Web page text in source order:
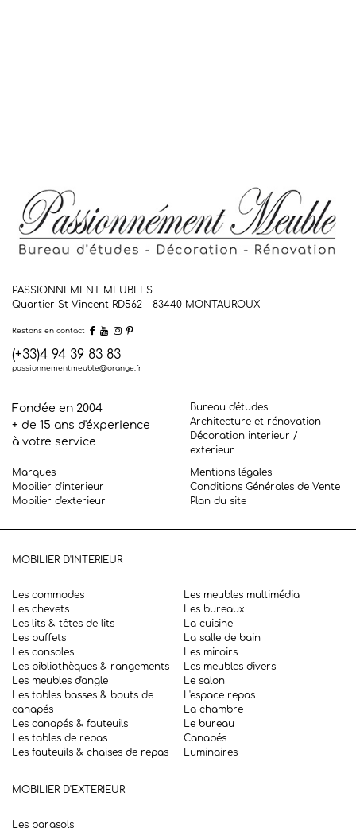
PASSIONNEMENT MEUBLES
Quartier St Vincent RD562 - 83440 MONTAUROUX
Restons en contact
(+33)4 94 39 83 83
passionnementmeuble@orange.fr
Fondée en 2004
+ de 15 ans d'éxperience
à votre service
Bureau d'études
Architecture et rénovation
Décoration interieur /
exterieur
Marques
Mobilier d'interieur
Mobilier d'exterieur
Mentions légales
Conditions Générales de Vente
Plan du site
MOBILIER D'INTERIEUR
Les commodes
Les chevets
Les lits & têtes de lits
Les buffets
Les consoles
Les bibliothèques & rangements
Les meubles d'angle
Les tables basses & bouts de
canapés
Les canapés & fauteuils
Les tables de repas
Les fauteuils & chaises de repas
Les meubles multimédia
Les bureaux
La cuisine
La salle de bain
Les miroirs
Les meubles divers
Le salon
L'espace repas
La chambre
Le bureau
Canapés
Luminaires
MOBILIER D'EXTERIEUR
Les parasols